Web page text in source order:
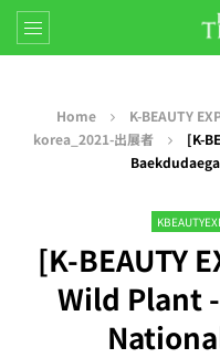
Home K-BEAUTY
korea_2021-出展者
[K-
[K-BEAUTY
Wild Plant